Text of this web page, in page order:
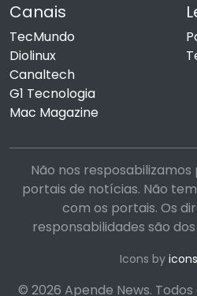
Canais
TecMundo
Diolinux
Canaltech
G1 Tecnologia
Mac Magazine
Não nos
portais de notícias. Não
com os portais. Os
responsabilidades são
Icons by
© 2026 Apende News.